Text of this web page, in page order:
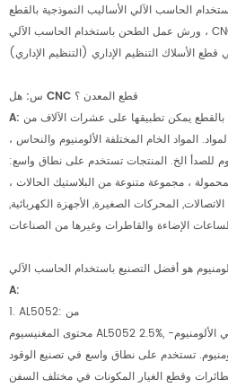
الحاسب الآلي الأساليب النموذجية بالقطع
ورش عمل الطحن باستخدام الحاسب الآلي ، CNC مخرطة التصنيع باستخدام الحاسب
س: هل CNC قطع المعدن ؟
A:
المواد الخام المختلفة الألومنيوم والنحاس ،
للصدأ الخ. المنتجات تستخدم على نطاق واسع:
، مجموعة متنوعة من البلاستيك الحالات ،
المحركات الصغيرة, الأجهزة الكهربائية,
A:
1. AL5052: من
محتوى المغنيسيوم AL5052 2.5%, وهو أقل محتوى المغنيسيوم في الألومنيوم-
تستخدم على نطاق واسع في تصنيع الوقود
وقطع الغيار المكونات في مختلف السفن